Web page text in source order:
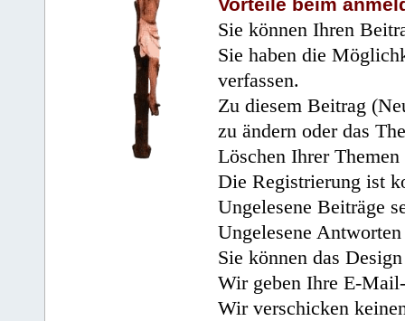
Vorteile beim
Sie können Ihren
Sie haben die
verfassen.
Zu diesem Beitrag
zu ändern oder das
Löschen Ihrer
Die Registrierung ist
Ungelesene Beiträge
Ungelesene
Sie können das
Wir geben Ihre E-
Wir verschicken